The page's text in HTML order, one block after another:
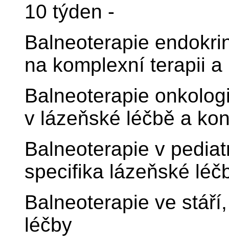
10 týden -
Balneoterapie
na komplexní terapii
Balneoterapie
v lázeňské léčbě a
Balneoterapie v
specifika lázeňské
Balneoterapie ve
léčby